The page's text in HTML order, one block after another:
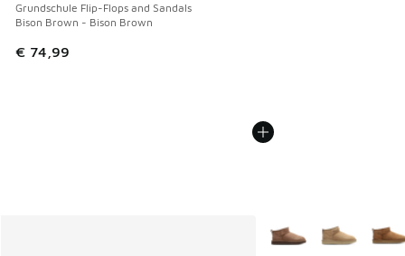
Grundschule Flip-Flops and Sandals
Bison Brown - Bison Brown
€ 74,99
Weitere Farben